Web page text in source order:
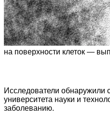
на поверхности клеток —
Исследователи обнаружили
университета науки и
заболеванию.